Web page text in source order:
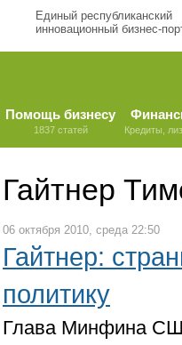
Единый республиканский
инновационный бизнес-
Помощь бизнесу
1837 статей Кредиты,
Гайтнер
06 октября 2010, среда 22:50
Гайтнер:
политику
Глава Минфина